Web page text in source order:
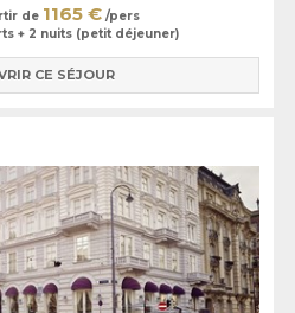
de 1165 €/pers
+ 2 nuits (petit déjeuner)
CE SÉJOUR